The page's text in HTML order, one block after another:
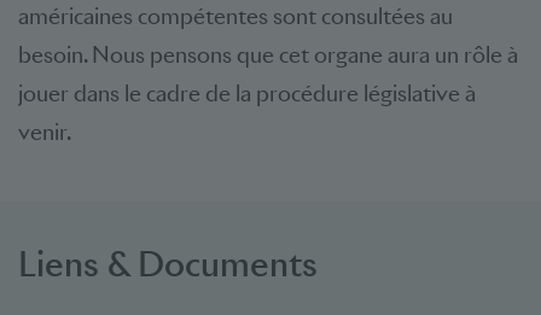
américaines compétentes sont consultées au
besoin. Nous pensons que cet organe aura un rôle à
jouer dans le cadre de la procédure législative à
venir.
Liens & Documents